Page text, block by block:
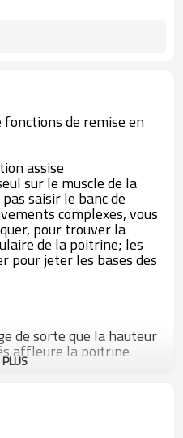
de remise en
assise
sur le muscle de la
saisir le banc de
complexes, vous
pour trouver la
de la poitrine; les
pour jeter les bases des
de sorte que la hauteur
affleure la poitrine
pour lancer l'adhérence